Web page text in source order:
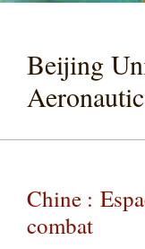
Beijing
Chine :
combat